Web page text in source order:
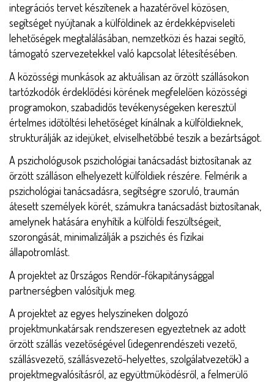
integrációs tervet készítenek a hazatérővel közösen,
segítséget nyújtanak a külföldinek az érdekképviseleti
lehetőségek megtalálásában, nemzetközi és hazai segítő,
támogató szervezetekkel való kapcsolat létesítésében.
A közösségi munkások az aktuálisan az őrzött szállásokon
tartózkodók érdeklődési körének megfelelően közösségi
programokon, szabadidős tevékenységeken keresztül
értelmes időtöltési lehetőséget kínálnak a külföldieknek,
strukturálják az idejüket, elviselhetőbbé teszik a bezártságot.
A pszichológusok pszichológiai tanácsadást biztosítanak az
őrzött szálláson elhelyezett külföldiek részére. Felmérik a
pszichológiai tanácsadásra, segítségre szoruló, traumán
átesett személyek körét, számukra tanácsadást biztosítanak,
amelynek hatására enyhítik a külföldi feszültségeit,
szorongását, minimalizálják a pszichés és fizikai
állapotromlást.
A projektet az Országos Rendőr-főkapitánysággal
partnerségben valósítjuk meg.
A projektet az egyes helyszíneken dolgozó
projektmunkatársak rendszeresen egyeztetnek az adott
őrzött szállás vezetőségével (idegenrendészeti vezető,
szállásvezető, szállásvezető-helyettes, szolgálatvezetők) a
projektmegvalósításról, az együttműködésről, a felmerülő